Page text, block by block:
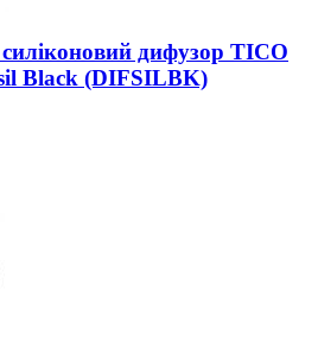
дифузор TICO
Black (DIFSILBK)